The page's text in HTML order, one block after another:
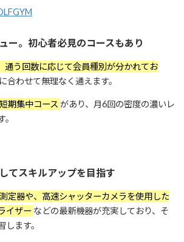
ー。初心者必見のコースもあり
通う回数に応じて会員種別が分かれてお
合わせて無理なく通えます。
期集中コース があり、月6回の密度の濃いレ
てスキルアップを目指す
定器や、高速シャッターカメラを使用した
イザー などの最新機器が充実しており、そ
ます。